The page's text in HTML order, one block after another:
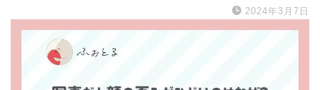
2024年3月7日